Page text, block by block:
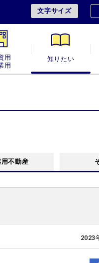
文字サイズ
事業用 知りたい
不動産
2023